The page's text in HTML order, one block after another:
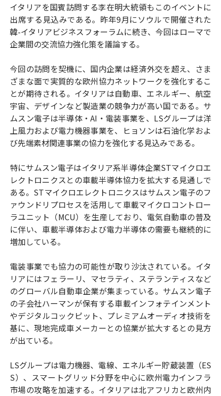
イタリアを国賓訪問する李在明大統領もこのイベントに
出席する見込みである。昨年9月にソウルで開催された
韓-イタリアビジネスフォーラムに続き、今回はローマで
企業間の交流協力強化策を議論する。
今回の訪問を契機に、国内企業は経済外交を超え、さま
ざまな面で実質的な欧州協力ネットワークを強化するこ
とが期待される。イタリアは自動車、エネルギー、航空
宇宙、デザインなど製造業の競争力が高い国である。サ
ムスン電子は半導体・AI・電装事業を、LSグループは洋
上風力および電力機器事業を、ヒョソンは石油化学およ
び先端素材関連事業の協力を強化する見込みである。
特にサムスン電子はイタリア系半導体企業STマイクロエ
レクトロニクスとの車載半導体協力を拡大する見通しで
ある。STマイクロエレクトロニクスはサムスン電子のフ
ァウンドリプロセスを活用して車載マイクロコントロー
ラユニット（MCU）を生産しており、電気自動車の普及
に伴い、車載半導体および電力半導体の需要も継続的に
増加している。
電装事業でも協力の可能性が取り沙汰されている。イタ
リアにはフェラーリ、マセラティ、ステランティスなど
のグローバル自動車企業が集まっている。サムスン電子
の子会社ハーマンが保有する車載インフォテインメント
やデジタルコックピット、プレミアムオーディオ技術を
基に、現地完成車メーカーとの協業が拡大するとの見方
が出ている。
LSグループは電力機器、電線、エネルギー貯蔵装置（ES
S）、スマートグリッド分野を中心に欧州電力インフラ
市場の攻略を加速する。イタリアは北アフリカと欧州内